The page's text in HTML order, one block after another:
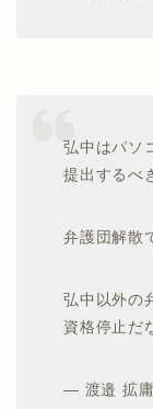
弘中はパソ
提出するべ
弁護団解散
弘中以外の
資格停止だ
— 渡邉 拡